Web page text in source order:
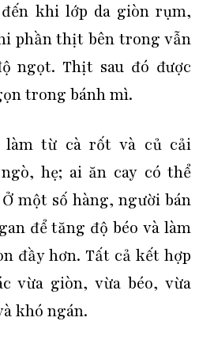
khi lớp da giòn rụm,
phần thịt bên trong vẫn
ngọt. Thịt sau đó được
trong bánh mì.
từ cà rốt và củ cải
hẹ; ai ăn cay có thể
một số hàng, người bán
để tăng độ béo và làm
đầy hơn. Tất cả kết hợp
vừa giòn, vừa béo, vừa
khó ngán.